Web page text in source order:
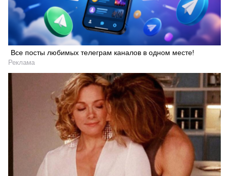
Все посты любимых телеграм каналов в одном месте!
Реклама